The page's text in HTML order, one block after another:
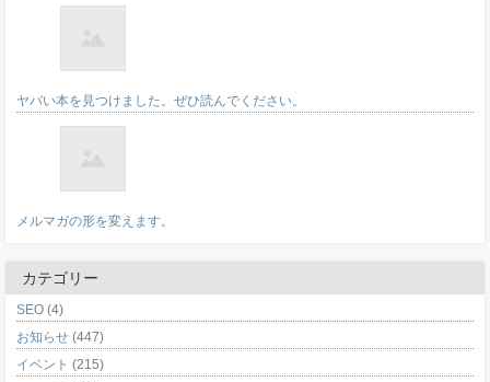
ヤバい本を見つけました。ぜひ読んでください。
メルマガの形を変えます。
カテゴリー
SEO (4)
お知らせ (447)
イベント (215)